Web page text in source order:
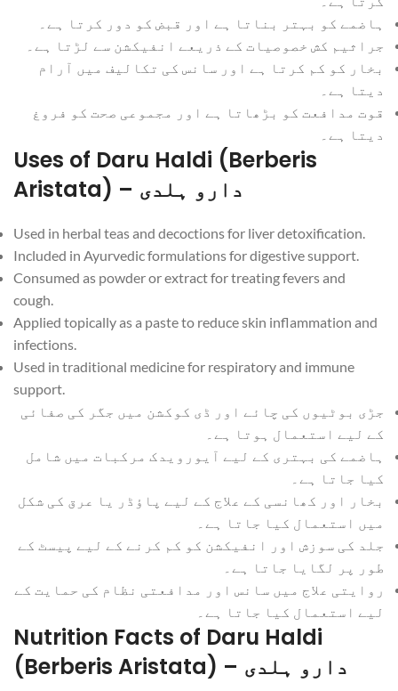
ہاضمے کو بہتر بناتا ہے اور قبض کو دور کرتا ہے۔
جراثیم کش خصوصیات کے ذریعے انفیکشن سے لڑتا ہے۔
بخار کو کم کرتا ہے اور سانس کی تکالیف میں آرام
دیتا ہے۔
قوت مدافعت کو بڑھاتا ہے اور مجموعی صحت کو فروغ
دیتا ہے۔
Uses of Daru Haldi (Berberis
Aristata) – دارو ہلدی
Used in herbal teas and decoctions for liver detoxification.
Included in Ayurvedic formulations for digestive support.
Consumed as powder or extract for treating fevers and
cough.
Applied topically as a paste to reduce skin inflammation and
infections.
Used in traditional medicine for respiratory and immune
support.
جڑی بوٹیوں کی چائے اور ڈی کوکشن میں جگر کی صفائی
کے لیے استعمال ہوتا ہے۔
ہاضمے کی بہتری کے لیے آیورویدک مرکبات میں شامل
کیا جاتا ہے۔
بخار اور کھانسی کے علاج کے لیے پاؤڈر یا عرق کی شکل
میں استعمال کیا جاتا ہے۔
جلد کی سوزش اور انفیکشن کو کم کرنے کے لیے پیسٹ کے
طور پر لگایا جاتا ہے۔
روایتی علاج میں سانس اور مدافعتی نظام کی حمایت کے
لیے استعمال کیا جاتا ہے۔
Nutrition Facts of Daru Haldi
(Berberis Aristata) – دارو ہلدی